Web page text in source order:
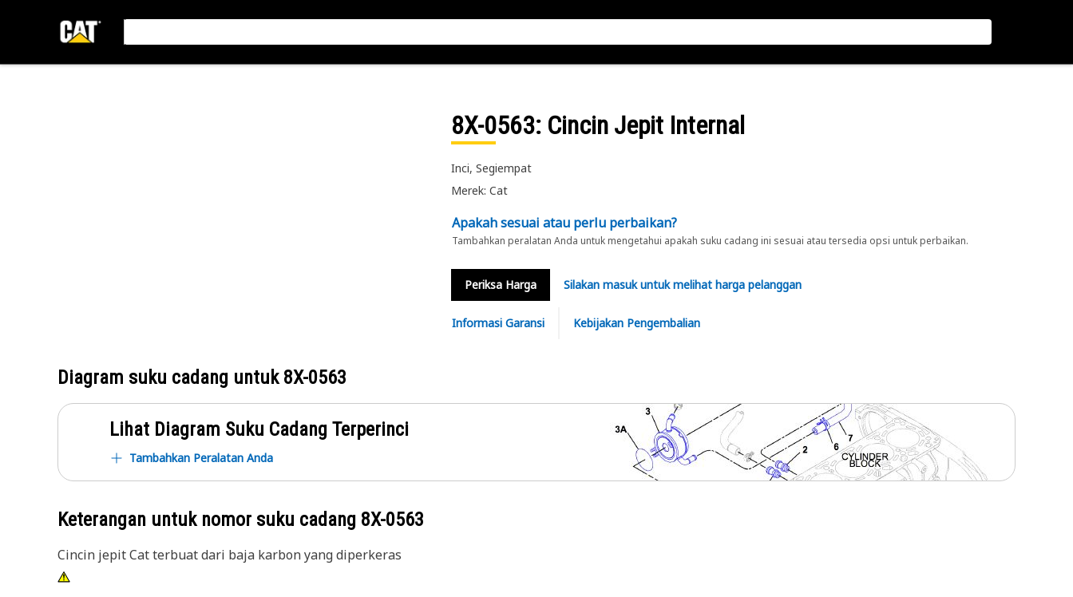
8X-0563: Cincin Jepit Internal
Inci, Segiempat
Merek: Cat
Apakah sesuai atau perlu perbaikan?
Tambahkan peralatan Anda untuk mengetahui apakah suku cadang ini sesuai atau tersedia opsi untuk perbaikan.
Periksa Harga Silakan masuk untuk melihat harga pelanggan
Informasi Garansi Kebijakan Pengembalian
Diagram suku cadang untuk8X-0563
Lihat Diagram Suku Cadang Terperinci
Tambahkan Peralatan Anda
Keterangan untuk nomor suku cadang 8X-0563
Cincin jepit Cat terbuat dari baja karbon yang diperkeras